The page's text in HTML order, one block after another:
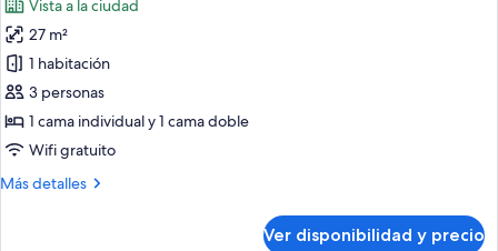
las
fotos
de
Habitación
triple
estándar,
habitaciones
Vista a la ciudad
27 m²
1 habitación
3 personas
1 cama individual y 1 cama doble
Wifi gratuito
Más detalles
Más
Ver disponibilidad y precio